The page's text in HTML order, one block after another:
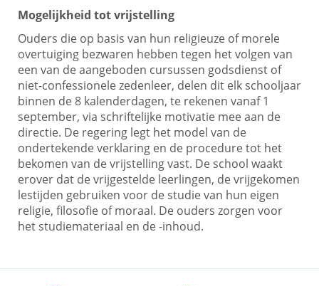
Mogelijkheid tot vrijstelling
Ouders die op basis van hun religieuze of morele
overtuiging bezwaren hebben tegen het volgen van
een van de aangeboden cursussen godsdienst of
niet-confessionele zedenleer, delen dit elk schooljaar
binnen de 8 kalenderdagen, te rekenen vanaf 1
september, via schriftelijke motivatie mee aan de
directie. De regering legt het model van de
ondertekende verklaring en de procedure tot het
bekomen van de vrijstelling vast. De school waakt
erover dat de vrijgestelde leerlingen, de vrijgekomen
lestijden gebruiken voor de studie van hun eigen
religie, filosofie of moraal. De ouders zorgen voor
het studiemateriaal en de -inhoud.